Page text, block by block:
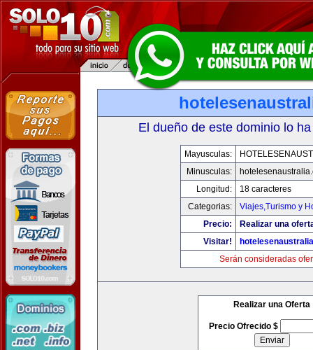
El dueño de este dominio lo
Mayusculas:
Minusculas:
Longitud:
18 caracteres
Categorias:
Viajes,Turismo y
Precio:
Realizar una
Visitar!
Serán consideradas
Realizar una Oferta
Precio Ofrecido $